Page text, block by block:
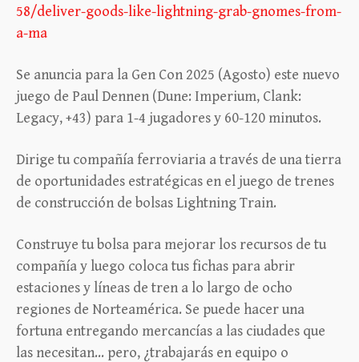
58/deliver-goods-like-lightning-grab-gnomes-from-
a-ma
Se anuncia para la Gen Con 2025 (Agosto) este nuevo
juego de Paul Dennen (Dune: Imperium, Clank:
Legacy, +43) para 1-4 jugadores y 60-120 minutos.
Dirige tu compañía ferroviaria a través de una tierra
de oportunidades estratégicas en el juego de trenes
de construcción de bolsas Lightning Train.
Construye tu bolsa para mejorar los recursos de tu
compañía y luego coloca tus fichas para abrir
estaciones y líneas de tren a lo largo de ocho
regiones de Norteamérica. Se puede hacer una
fortuna entregando mercancías a las ciudades que
las necesitan… pero, ¿trabajarás en equipo o